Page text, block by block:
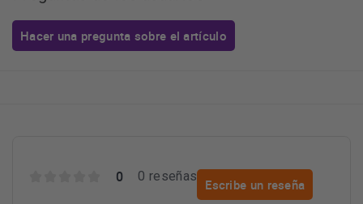
Hacer una pregunta sobre el artículo
0 0 reseñas
Escribe un reseña